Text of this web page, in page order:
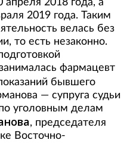
апреля 2018 года, а
2019 года. Таким
велась без
то есть незаконно.
фармацевт
бывшего
— супруга судьи
уголовным делам
, председателя
Восточно-